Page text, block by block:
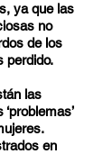
ya que las
no
de los
perdido.
las
en